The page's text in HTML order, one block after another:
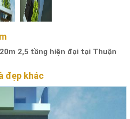
2,5 tầng hiện đại tại Thuận
đẹp khác